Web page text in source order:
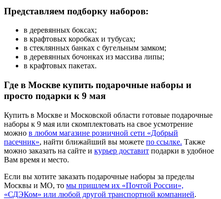
Представляем подборку наборов:
в деревянных боксах;
в крафтовых коробках и тубусах;
в стеклянных банках с бугельным замком;
в деревянных бочонках из массива липы;
в крафтовых пакетах.
Где в Москве купить подарочные наборы и
просто подарки к 9 мая
Купить в Москве и Московской области готовые подарочные
наборы к 9 мая или скомплектовать на свое усмотрение
можно в любом магазине розничной сети «Добрый
пасечник», найти ближайший вы можете по ссылке. Также
можно заказать на сайте и курьер доставит подарки в удобное
Вам время и место.
Если вы хотите заказать подарочные наборы за пределы
Москвы и МО, то мы пришлем их «Почтой России»,
«СДЭКом» или любой другой транспортной компанией.